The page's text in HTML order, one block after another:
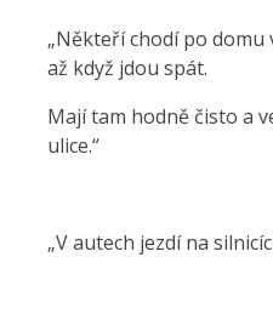
„Někteří chodí po domu
až když jdou spát.
Mají tam hodně čisto a
ulice.“
„V autech jezdí na